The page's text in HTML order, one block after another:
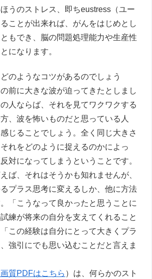
うのストレス、即ちeustress（ユー
ことが出来れば、がんをはじめとし
もでき、脳の問題処理能力や生産性
になります。
のようなコツがあるのでしょう
前に大きな波が迫ってきたとしまし
人ならば、それを見てワクワクする
、波を怖いものだと思っている人
じることでしょう。全く同じ大きさ
れをどのように捉えるのかによっ
対になってしまうということです。
ば、それはそうかも知れませんが、
プラス思考に変えるしか、他に方法
「こうなって良かったと思うことに
練が将来の自分を支えてくれること
この経験は自分にとって大きくプラ
強引にでも思い込むことだと言えま
質PDFはこちら ）は、何らかのスト